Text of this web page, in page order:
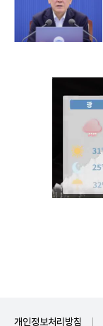
개인정보처리방침